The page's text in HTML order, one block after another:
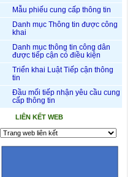
Mẫu phiếu cung cấp thông tin
Danh mục Thông tin được công
khai
Danh mục thông tin công dân
được tiếp cận có điều kiện
Triển khai Luật Tiếp cận thông
tin
Đầu mối tiếp nhận yêu cầu cung
cấp thông tin
LIÊN KẾT WEB